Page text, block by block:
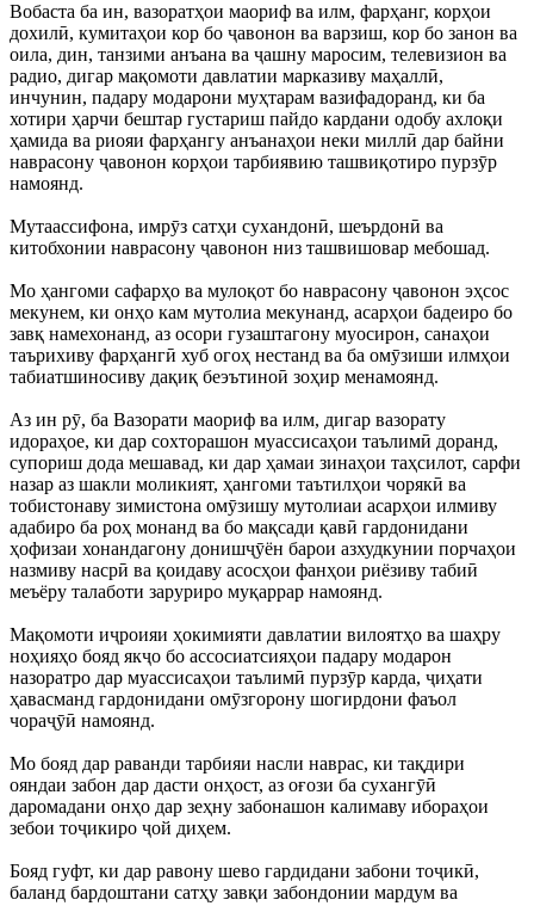
Вобаста ба ин, вазоратҳои маориф ва илм, фарҳанг, корҳои
дохилӣ, кумитаҳои кор бо ҷавонон ва варзиш, кор бо занон ва
оила, дин, танзими анъана ва ҷашну маросим, телевизион ва
радио, дигар мақомоти давлатии марказиву маҳаллӣ,
инчунин, падару модарони муҳтарам вазифадоранд, ки ба
хотири ҳарчи бештар густариш пайдо кардани одобу ахлоқи
ҳамида ва риояи фарҳангу анъанаҳои неки миллӣ дар байни
наврасону ҷавонон корҳои тарбиявию ташвиқотиро пурзӯр
намоянд.
Мутаассифона, имрӯз сатҳи сухандонӣ, шеърдонӣ ва
китобхонии наврасону ҷавонон низ ташвишовар мебошад.
Мо ҳангоми сафарҳо ва мулоқот бо наврасону ҷавонон эҳсос
мекунем, ки онҳо кам мутолиа мекунанд, асарҳои бадеиро бо
завқ намехонанд, аз осори гузаштагону муосирон, санаҳои
таърихиву фарҳангӣ хуб огоҳ нестанд ва ба омӯзиши илмҳои
табиатшиносиву дақиқ беэътиноӣ зоҳир менамоянд.
Аз ин рӯ, ба Вазорати маориф ва илм, дигар вазорату
идораҳое, ки дар сохторашон муассисаҳои таълимӣ доранд,
супориш дода мешавад, ки дар ҳамаи зинаҳои таҳсилот, сарфи
назар аз шакли моликият, ҳангоми таътилҳои чорякӣ ва
тобистонаву зимистона омӯзишу мутолиаи асарҳои илмиву
адабиро ба роҳ монанд ва бо мақсади қавӣ гардонидани
ҳофизаи хонандагону донишҷӯён барои азхудкунии порчаҳои
назмиву насрӣ ва қоидаву асосҳои фанҳои риёзиву табиӣ
меъёру талаботи заруриро муқаррар намоянд.
Мақомоти иҷроияи ҳокимияти давлатии вилоятҳо ва шаҳру
ноҳияҳо бояд якҷо бо ассосиатсияҳои падару модарон
назоратро дар муассисаҳои таълимӣ пурзӯр карда, ҷиҳати
ҳавасманд гардонидани омӯзгорону шогирдони фаъол
чораҷӯӣ намоянд.
Мо бояд дар раванди тарбияи насли наврас, ки тақдири
ояндаи забон дар дасти онҳост, аз оғози ба сухангӯӣ
даромадани онҳо дар зеҳну забонашон калимаву ибораҳои
зебои тоҷикиро ҷой диҳем.
Бояд гуфт, ки дар равону шево гардидани забони тоҷикӣ,
баланд бардоштани сатҳу завқи забондонии мардум ва